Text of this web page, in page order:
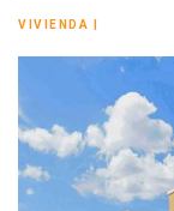
VIVIENDA